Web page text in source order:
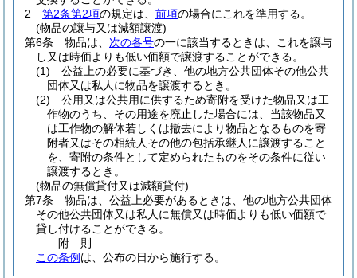
2
第2条第2項の規定は、 前項の場合にこれを準用する。
(物品の譲与又は減額譲渡)
第6条
物品は、 次の各号の一に該当するときは、これを譲与
し又は時価よりも低い価額で譲渡することができる。
(1)
公益上の必要に基づき、他の地方公共団体その他公共
団体又は私人に物品を譲渡するとき。
(2)
公用又は公共用に供するため寄附を受けた物品又は工
作物のうち、その用途を廃止した場合には、当該物品又
は工作物の解体若しくは撤去により物品となるものを寄
附者又はその相続人その他の包括承継人に譲渡すること
を、寄附の条件として定められたものをその条件に従い
譲渡するとき。
(物品の無償貸付又は減額貸付)
第7条
物品は、公益上必要があるときは、他の地方公共団体
その他公共団体又は私人に無償又は時価よりも低い価額で
貸し付けることができる。
附 則
この条例 は、公布の日から施行する。